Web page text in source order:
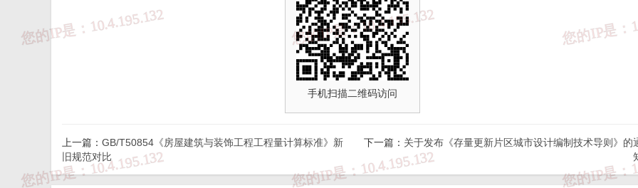
如机构法定代表人不担任机构最高管理者的（包括企业法人设立的分支机构），应提供对机构最高管理者的授
权文件，明确了其权利和义务，并应有法定代表人承担法律责任的相关表述。
机构应对遵守法定要求、独立公正从业、履行社会责任、严守诚实信用等方面进行自我承诺，声明或内容符合
[对应《评审准则》条款2.8.2]
4 防止利益冲突的措施和承诺
适用时，机构或其所在法人组织（包括出资方）还从事检验检测以外的活动的，机构应有文件化的措施或制度
手机扫描二维码访问
上一篇： GB/T50854《房屋建筑与装饰工程工程量计算标准》新
旧规范对比
下一篇： 关于发布《存量更新片区城市设计编制技术导则》的